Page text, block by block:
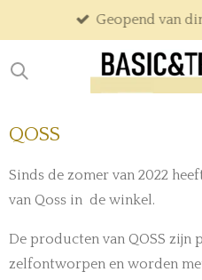
direct
naar
Geopend van
QOSS
Sinds de zomer van 2022
van Qoss in de winkel.
De producten van QOSS zijn
zelfontworpen en worden